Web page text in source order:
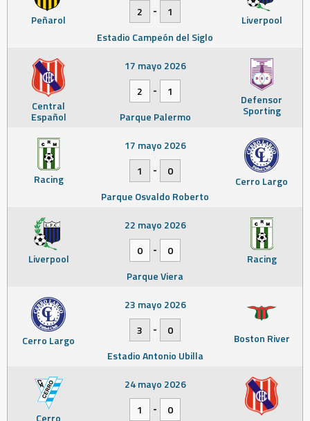
Peñarol Liverpool
2
-
1
Estadio Campeón del Siglo
Central
Español
Defensor
Sporting
17 mayo 2026
2
-
1
Parque Palermo
Racing Cerro Largo
17 mayo 2026
1
-
0
Parque Osvaldo Roberto
Liverpool Racing
22 mayo 2026
0
-
0
Parque Viera
Cerro Largo Boston River
23 mayo 2026
3
-
0
Estadio Antonio Ubilla
Cerro
24 mayo 2026
1
- 0